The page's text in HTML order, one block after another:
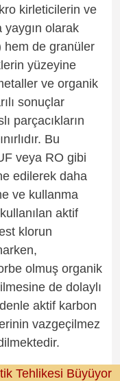
kirleticilerin ve
yaygın olarak
hem de granüler
yüzeyine
ve organik
sonuçlar
parçacıkların
Bu
veya RO gibi
edilerek daha
ve kullanma
aktif
klorun
olmuş organik
de dolaylı
aktif karbon
vazgeçilmez